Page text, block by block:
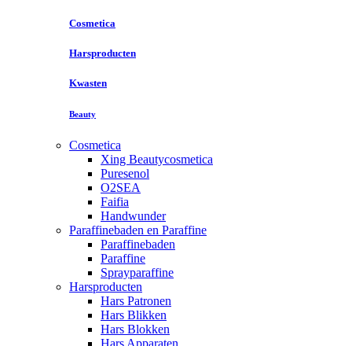
Cosmetica
Harsproducten
Kwasten
Beauty
Cosmetica
Xing Beautycosmetica
Puresenol
O2SEA
Faifia
Handwunder
Paraffinebaden en Paraffine
Paraffinebaden
Paraffine
Sprayparaffine
Harsproducten
Hars Patronen
Hars Blikken
Hars Blokken
Hars Apparaten